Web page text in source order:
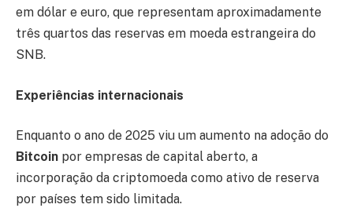
em dólar e euro, que representam aproximadamente
três quartos das reservas em moeda estrangeira do
SNB.
Experiências internacionais
Enquanto o ano de 2025 viu um aumento na adoção do
Bitcoin por empresas de capital aberto, a
incorporação da criptomoeda como ativo de reserva
por países tem sido limitada.